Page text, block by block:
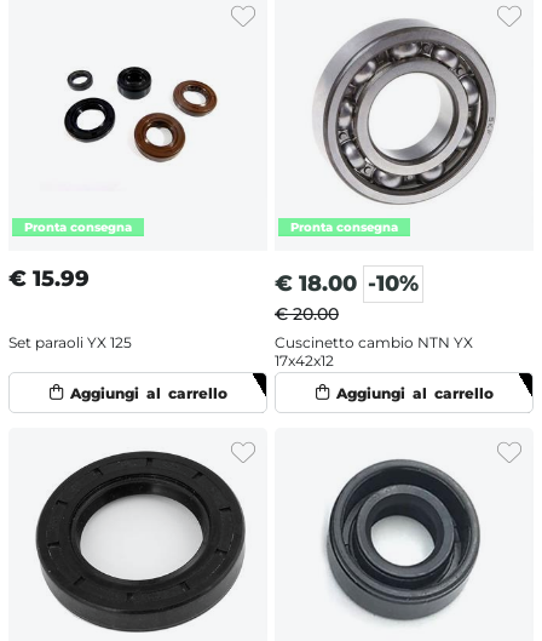
€ 15.99
Set paraoli YX 125
€ 18.00 -10%
€ 20.00
Cuscinetto cambio NTN YX
17x42x12